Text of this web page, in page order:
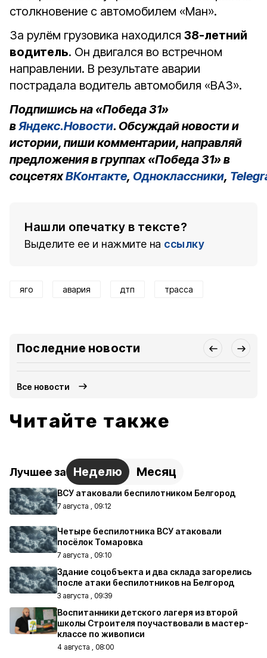
столкновение с автомобилем «Ман».
За рулём грузовика находился 38-летний
водитель. Он двигался во встречном
направлении. В результате аварии
пострадала водитель автомобиля «ВАЗ».
Подпишись на «Победа 31»
вЯндекс.Новости. Обсуждай новости и
истории, пиши комментарии, направляй
предложения в группах «Победа 31» в
соцсетяхВКонтакте, Одноклассники,
Нашли опечатку в тексте?
Выделите ее и нажмите на ссылку
яго авария дтп трасса
Последние новости
Все новости
Читайте также
Лучшее за Неделю Месяц
ВСУ атаковали беспилотником Белгород
7 августа , 09:12
Четыре беспилотника ВСУ атаковали
посёлок Томаровка
7 августа , 09:10
Здание соцобъекта и два склада загорелись
после атаки беспилотников на Белгород
3 августа , 09:39
Воспитанники детского лагеря из второй
школы Строителя поучаствовали в мастер-
классе по живописи
4 августа , 08:00